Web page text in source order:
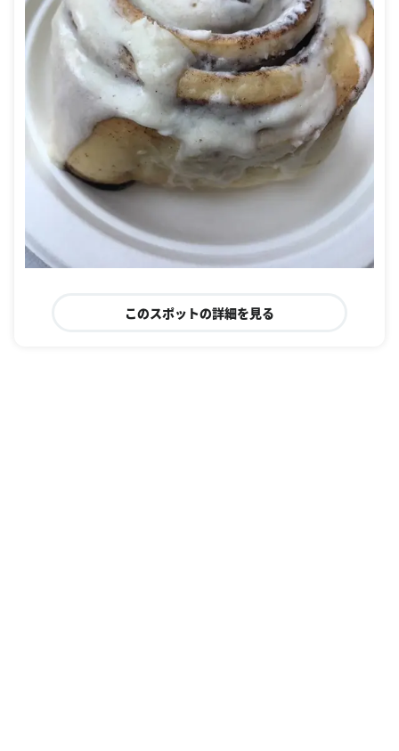
このスポットの詳細を見る